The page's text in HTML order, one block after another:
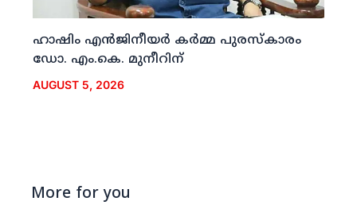
ഹാഷിം എന്‍ജിനീയര്‍ കര്‍മ്മ പുരസ്‌കാരം
ഡോ. എം.കെ. മുനീറിന്
AUGUST 5, 2026
More for you